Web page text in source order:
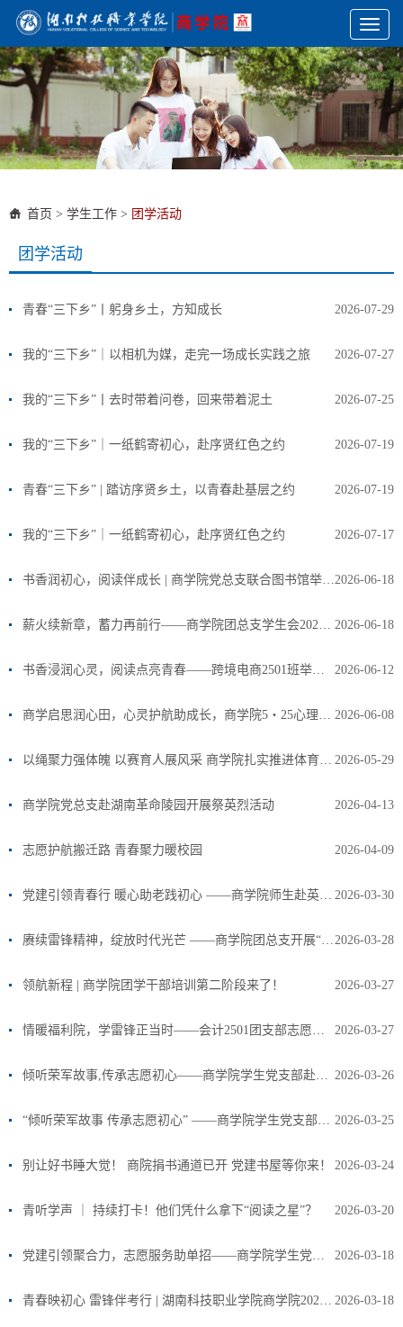
Toggle
首页 > 学生工作 > 团学活动
团学活动
2026-07-29
青春“三下乡”丨躬身乡土，方知成长
2026-07-27
我的“三下乡”｜以相机为媒，走完一场成长实践之旅
2026-07-25
我的“三下乡”丨去时带着问卷，回来带着泥土
2026-07-19
我的“三下乡”｜一纸鹤寄初心，赴序贤红色之约
2026-07-19
青春“三下乡” | 踏访序贤乡土，以青春赴基层之约
2026-07-17
我的“三下乡”｜一纸鹤寄初心，赴序贤红色之约
2026-06-18
书香润初心，阅读伴成长 | 商学院党总支联合图书馆举办读书分享暨图书捐赠活动
2026-06-18
薪火续新章，蓄力再前行——商学院团总支学生会2026年副部长遴选大会圆满落幕
2026-06-12
书香浸润心灵，阅读点亮青春——跨境电商2501班举办第二期静心读书会
2026-06-08
商学启思润心田，心灵护航助成长，商学院5・25心理健康月系列活动圆满落幕
2026-05-29
以绳聚力强体魄 以赛育人展风采 商学院扎实推进体育健体行动落地见效
2026-04-13
商学院党总支赴湖南革命陵园开展祭英烈活动
2026-04-09
志愿护航搬迁路 青春聚力暖校园
2026-03-30
党建引领青春行 暖心助老践初心 ——商学院师生赴英蓝养老服务中心开展志愿服务
2026-03-28
赓续雷锋精神，绽放时代光芒 ——商学院团总支开展“三月学雷锋”主题实践教育活动
2026-03-27
领航新程 | 商学院团学干部培训第二阶段来了！
2026-03-27
情暖福利院，学雷锋正当时——会计2501团支部志愿服务活动纪实
2026-03-26
倾听荣军故事,传承志愿初心——商学院学生党支部赴省荣军抚优医院开展主题党日志愿服务活动
2026-03-25
“倾听荣军故事 传承志愿初心” ——商学院学生党支部赴省荣军抚优医院 开展主题党日志愿服务活动
2026-03-24
别让好书睡大觉！ 商院捐书通道已开 党建书屋等你来！
2026-03-20
青听学声 ｜ 持续打卡！他们凭什么拿下“阅读之星”？
2026-03-18
党建引领聚合力，志愿服务助单招——商学院学生党支部助力单招迎新
2026-03-18
青春映初心 雷锋伴考行 | 湖南科技职业学院商学院2026年单招考试志愿服务圆满完成